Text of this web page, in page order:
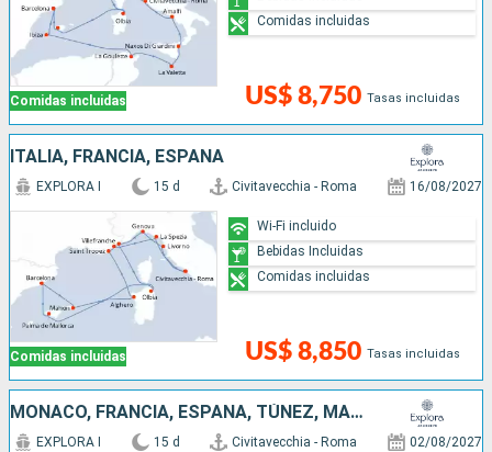
Comidas incluidas US$ 8,750 Tasas incluidas
Comidas incluidas
ITALIA, FRANCIA, ESPAÑA
Comidas incluidas
EXPLORA I 15 d Civitavecchia - Roma 16/08/2027
US$ 8,850 Tasas incluidas
Wi-Fi incluido
Bebidas Incluidas
Comidas incluidas
MONACO, FRANCIA, ESPAÑA, TÚNEZ, MALTA, ITALIA
EXPLORA I 15 d Civitavecchia - Roma 02/08/2027